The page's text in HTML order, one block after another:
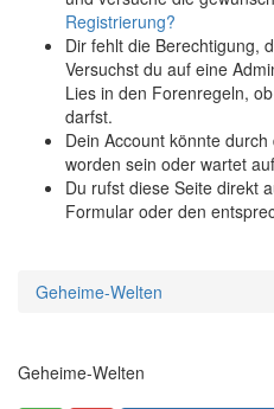
Registrierung?
Dir fehlt die Berechtigung,
Versuchst du auf eine
Lies in den Forenregeln,
darfst.
Dein Account könnte
worden sein oder wartet
Du rufst diese Seite direkt
Formular oder den
Geheime-Welten
Geheime-Welten